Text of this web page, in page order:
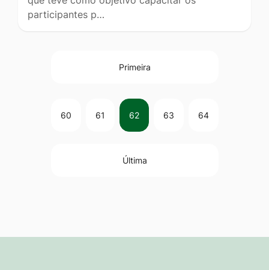
participantes p…
Primeira
60 61 62 63 64
Última